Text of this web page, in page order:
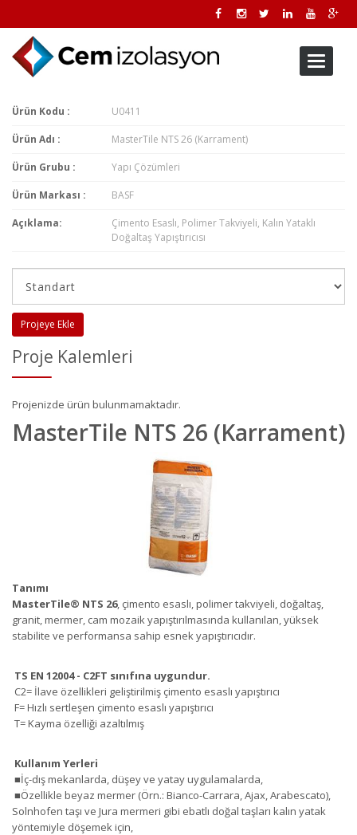
Toggle
Ürün Kodu : U0411
Ürün Adı : MasterTile NTS 26 (Karrament)
Ürün Grubu : Yapı Çözümleri
Ürün Markası : BASF
Açıklama:
Çimento Esaslı, Polimer Takviyeli, Kalın Yataklı
Doğaltaş Yapıştırıcısı
Projeye Ekle
Proje Kalemleri
Projenizde ürün bulunmamaktadır.
MasterTile NTS 26 (Karrament)
Tanımı
MasterTile® NTS 26, çimento esaslı, polimer takviyeli, doğaltaş,
granit, mermer, cam mozaik yapıştırılmasında kullanılan, yüksek
stabilite ve performansa sahip esnek yapıştırıcıdır.
TS EN 12004 - C2FT sınıfına uygundur.
C2= İlave özellikleri geliştirilmiş çimento esaslı yapıştırıcı
F= Hızlı sertleşen çimento esaslı yapıştırıcı
T= Kayma özelliği azaltılmış
Kullanım Yerleri
■İç-dış mekanlarda, düşey ve yatay uygulamalarda,
■Özellikle beyaz mermer (Örn.: Bianco-Carrara, Ajax, Arabescato),
Solnhofen taşı ve Jura mermeri gibi ebatlı doğal taşları kalın yatak
yöntemiyle döşemek için,